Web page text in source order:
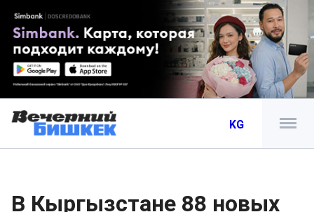
KG
В Кыргызстане 88 новых